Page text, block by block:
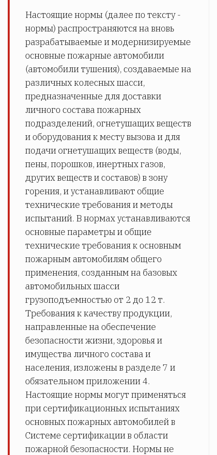
Настоящие нормы (далее по тексту -
нормы) распространяются на вновь
разрабатываемые и модернизируемые
основные пожарные автомобили
(автомобили тушения), создаваемые на
различных колесных шасси,
предназначенные для доставки
личного состава пожарных
подразделений, огнетушащих веществ
и оборудования к месту вызова и для
подачи огнетушащих веществ (воды,
пены, порошков, инертных газов,
других веществ и составов) в зону
горения, и устанавливают общие
технические требования и методы
испытаний. В нормах устанавливаются
основные параметры и общие
технические требования к основным
пожарным автомобилям общего
применения, созданным на базовых
автомобильных шасси
грузоподъемностью от 2 до 12 т.
Требования к качеству продукции,
направленные на обеспечение
безопасности жизни, здоровья и
имущества личного состава и
населения, изложены в разделе 7 и
обязательном приложении 4.
Настоящие нормы могут применяться
при сертификационных испытаниях
основных пожарных автомобилей в
Системе сертификации в области
пожарной безопасности. Нормы не